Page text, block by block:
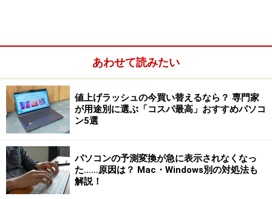
で操作ができますが、AndroidアプリのDropbox、
Evernoteも利用可能です。メール（Gmail）も同じく
Chrome上で操作、またはAndroidアプリで操作となりま
す。
外部ディスプレイやZoom利用も可能
筆者が使用している「Lenovo IdeaPad Duet
Chromebook」では、USB-CからHDMI出力が可能なた
あわせて読みたい
値上げラッシュの今買い替えるなら？ 専門家
が用途別に選ぶ「コスパ最高」おすすめパソコ
ン5選
パソコンの予測変換が急に表示されなくなっ
た……原因は？ Mac・Windows別の対処法も
解説！